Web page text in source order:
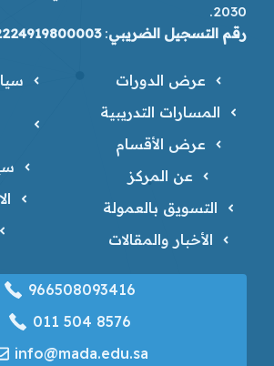
2030.
رقم التسجيل الضريبي:
عرض الدورات
المسارات التدريبية
عرض الأقسام
عن المركز
التسويق بالعمولة
الأخبار والمقالات
966508093416
‎011 504 8576
info@mada.edu.sa